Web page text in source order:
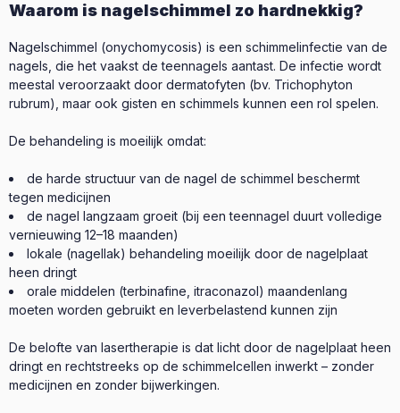
Waarom is nagelschimmel zo hardnekkig?
Nagelschimmel (onychomycosis) is een schimmelinfectie van de
nagels, die het vaakst de teennagels aantast. De infectie wordt
meestal veroorzaakt door dermatofyten (bv. Trichophyton
rubrum), maar ook gisten en schimmels kunnen een rol spelen.
De behandeling is moeilijk omdat:
de harde structuur van de nagel de schimmel beschermt
tegen medicijnen
de nagel langzaam groeit (bij een teennagel duurt volledige
vernieuwing 12–18 maanden)
lokale (nagellak) behandeling moeilijk door de nagelplaat
heen dringt
orale middelen (terbinafine, itraconazol) maandenlang
moeten worden gebruikt en leverbelastend kunnen zijn
De belofte van lasertherapie is dat licht door de nagelplaat heen
dringt en rechtstreeks op de schimmelcellen inwerkt – zonder
medicijnen en zonder bijwerkingen.